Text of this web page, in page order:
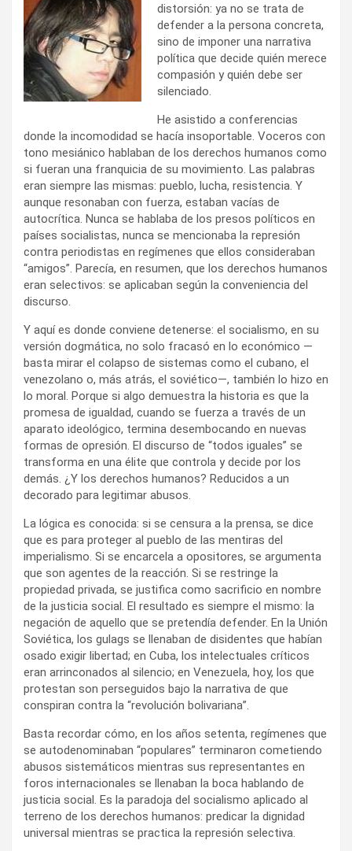
distorsión: ya no se trata de
defender a la persona concreta,
sino de imponer una narrativa
política que decide quién merece
compasión y quién debe ser
silenciado.
He asistido a conferencias
donde la incomodidad se hacía insoportable. Voceros con
tono mesiánico hablaban de los derechos humanos como
si fueran una franquicia de su movimiento. Las palabras
eran siempre las mismas: pueblo, lucha, resistencia. Y
aunque resonaban con fuerza, estaban vacías de
autocrítica. Nunca se hablaba de los presos políticos en
países socialistas, nunca se mencionaba la represión
contra periodistas en regímenes que ellos consideraban
“amigos”. Parecía, en resumen, que los derechos humanos
eran selectivos: se aplicaban según la conveniencia del
discurso.
Y aquí es donde conviene detenerse: el socialismo, en su
versión dogmática, no solo fracasó en lo económico —
basta mirar el colapso de sistemas como el cubano, el
venezolano o, más atrás, el soviético—, también lo hizo en
lo moral. Porque si algo demuestra la historia es que la
promesa de igualdad, cuando se fuerza a través de un
aparato ideológico, termina desembocando en nuevas
formas de opresión. El discurso de “todos iguales” se
transforma en una élite que controla y decide por los
demás. ¿Y los derechos humanos? Reducidos a un
decorado para legitimar abusos.
La lógica es conocida: si se censura a la prensa, se dice
que es para proteger al pueblo de las mentiras del
imperialismo. Si se encarcela a opositores, se argumenta
que son agentes de la reacción. Si se restringe la
propiedad privada, se justifica como sacrificio en nombre
de la justicia social. El resultado es siempre el mismo: la
negación de aquello que se pretendía defender. En la Unión
Soviética, los gulags se llenaban de disidentes que habían
osado exigir libertad; en Cuba, los intelectuales críticos
eran arrinconados al silencio; en Venezuela, hoy, los que
protestan son perseguidos bajo la narrativa de que
conspiran contra la “revolución bolivariana”.
Basta recordar cómo, en los años setenta, regímenes que
se autodenominaban “populares” terminaron cometiendo
abusos sistemáticos mientras sus representantes en
foros internacionales se llenaban la boca hablando de
justicia social. Es la paradoja del socialismo aplicado al
terreno de los derechos humanos: predicar la dignidad
universal mientras se practica la represión selectiva.